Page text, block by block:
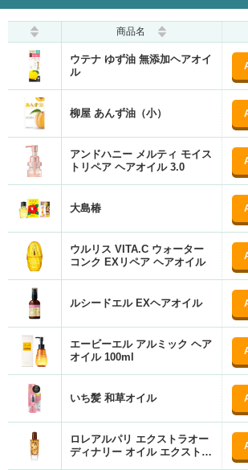
商品名
ウテナ ゆず油 無添加ヘアオイ
ル
柳屋 あんず油（小）
アンドハニー メルティ モイス
トリペア ヘアオイル 3.0
大島椿
ウルリス VITA.C ウォーター
コンク EXリペア ヘアオイル
ルシードエル EXヘアオイル
エービーエル アルミック ヘア
オイル 100ml
いち髪 和草オイル
ロレアルパリ エクストラオー
ディナリー オイル エクストラ